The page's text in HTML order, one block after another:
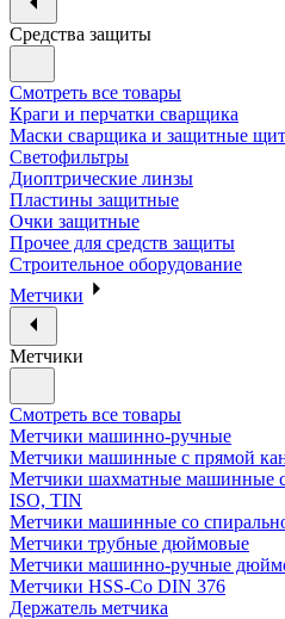
Средства защиты
Смотреть все товары
Краги и перчатки сварщика
Маски сварщика и защитные
Светофильтры
Диоптрические линзы
Пластины защитные
Очки защитные
Прочее для средств защиты
Строительное оборудование
Метчики
Метчики
Смотреть все товары
Метчики машинно-ручные
Метчики машинные с прямой
Метчики шахматные машинные
ISO, TIN
Метчики машинные со
Метчики трубные дюймовые
Метчики машинно-ручные
Метчики HSS-Co DIN 376
Держатель метчика